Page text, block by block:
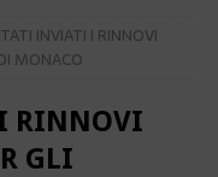
INVIATI I RINNOVI
MONACO
RINNOVI
GLI